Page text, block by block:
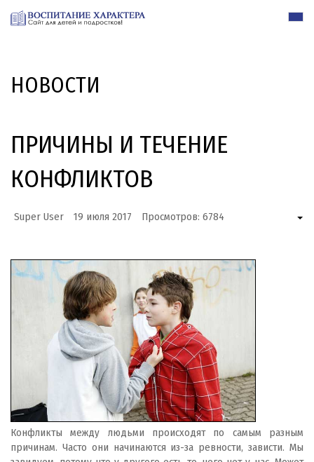
НОВОСТИ
ПРИЧИНЫ И ТЕЧЕНИЕ
КОНФЛИКТОВ
Super User 19 июля 2017 Просмотров: 6784
Конфликты между людьми происходят по самым разным
причинам. Часто они начинаются из-за ревности, зависти. Мы